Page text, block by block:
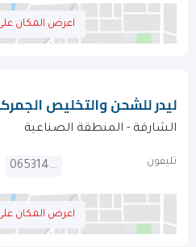
اعرض المكان
ليدر للشحن والتخليص
الشارقة - المنطقة الصناعية
تليفون 065314212
اعرض المكان